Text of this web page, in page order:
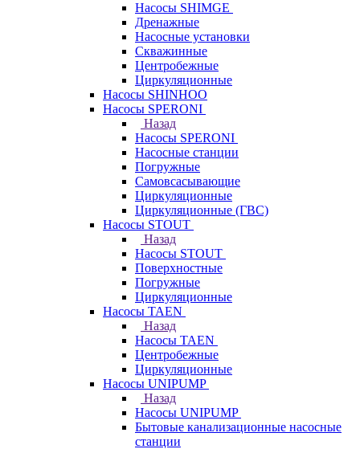
Насосы SHIMGE
Дренажные
Насосные установки
Скважинные
Центробежные
Циркуляционные
Насосы SHINHOO
Насосы SPERONI
Назад
Насосы SPERONI
Насосные станции
Погружные
Самовсасывающие
Циркуляционные
Циркуляционные (ГВС)
Насосы STOUT
Назад
Насосы STOUT
Поверхностные
Погружные
Циркуляционные
Насосы TAEN
Назад
Насосы TAEN
Центробежные
Циркуляционные
Насосы UNIPUMP
Назад
Насосы UNIPUMP
Бытовые канализационные насосные
станции